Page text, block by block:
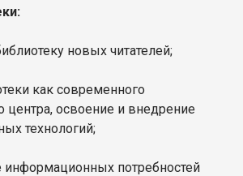
новых читателей;
как современного
центра, освоение и внедрение
технологий;
информационных потребностей